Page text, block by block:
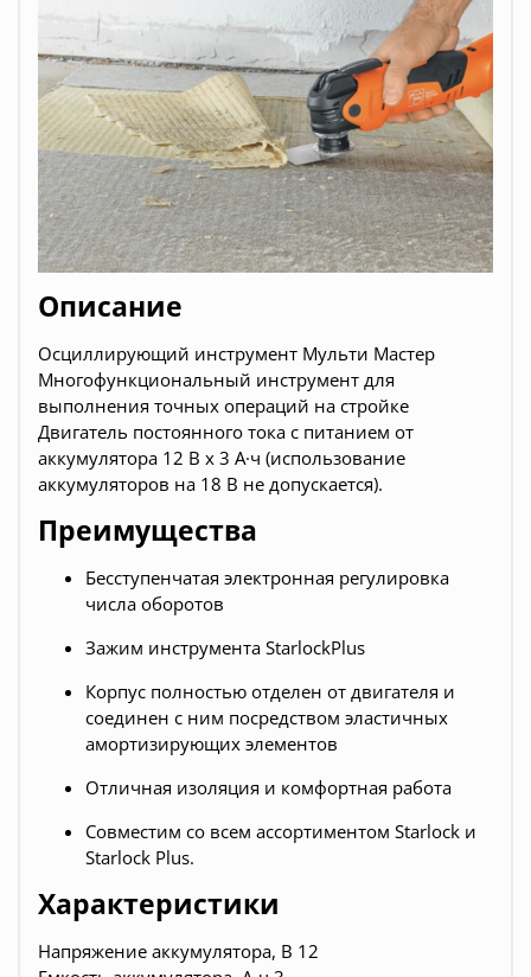
Описание
Осциллирующий инструмент Мульти Мастер
Многофункциональный инструмент для
выполнения точных операций на стройке
Двигатель постоянного тока с питанием от
аккумулятора 12 В х 3 А·ч (использование
аккумуляторов на 18 В не допускается).
Преимущества
Бесступенчатая электронная регулировка
числа оборотов
Зажим инструмента StarlockPlus
Корпус полностью отделен от двигателя и
соединен с ним посредством эластичных
амортизирующих элементов
Отличная изоляция и комфортная работа
Совместим со всем ассортиментом Starlock и
Starlock Plus.
Характеристики
Напряжение аккумулятора, В 12